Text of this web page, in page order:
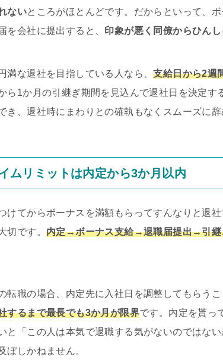
ないところがほとんどです。だからといって、
を会社に提出すると、 印象が悪く同僚からひん
満な退社を目指している人なら、支給日から2週
ら1か月の引継ぎ期間を見込んで退社日を決定す
き、退社時にまわりとの確執もなくスムーズに辞
ムリミットは内定から3か月以内
けてからボーナスを満額もらってすんなりと退
切です。 内定→ボーナス支給→退職届提出→引継
転職の場合、内定先に入社日を調整してもらう
するまで最長でも3か月が限界です。内定を貰っ
と「この人は本気で退職する気がないのではな
ぼしかねません。